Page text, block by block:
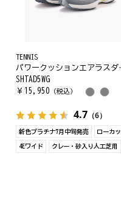
TENNIS
パワーク
SHTAD5WG
￥ 15,950 （税込）
4.7 （6）
新色プラチナ7月中旬発売 ローカ
4Eワイド クレー・砂入り人工芝用